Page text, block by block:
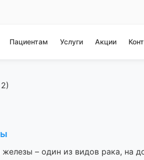
Пациентам Услуги Акции
– один из видов рака, на